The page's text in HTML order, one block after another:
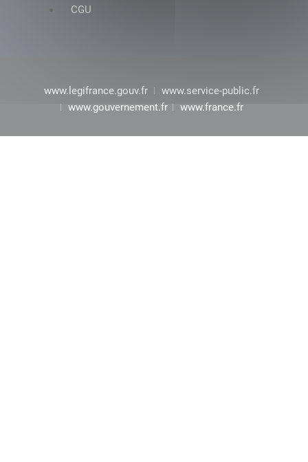
CGU
www.legifrance.gouv.fr
www.service-public.fr
www.gouvernement.fr
www.france.fr